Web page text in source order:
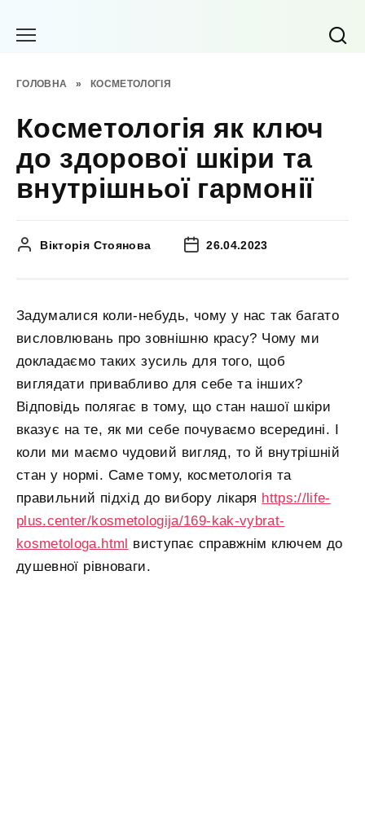
ГОЛОВНА » КОСМЕТОЛОГІЯ
Косметологія як ключ
до здорової шкіри та
внутрішньої гармонії
Вікторія Стоянова 26.04.2023
Задумалися коли-небудь, чому у нас так багато
висловлювань про зовнішню красу? Чому ми
докладаємо таких зусиль для того, щоб
виглядати привабливо для себе та інших?
Відповідь полягає в тому, що стан нашої шкіри
вказує на те, як ми себе почуваємо всередині. І
коли ми маємо чудовий вигляд, то й внутрішній
стан у нормі. Саме тому, косметологія та
правильний підхід до вибору лікаря https://life-
plus.center/kosmetologija/169-kak-vybrat-
kosmetologa.html
виступає справжнім ключем до
душевної рівноваги.